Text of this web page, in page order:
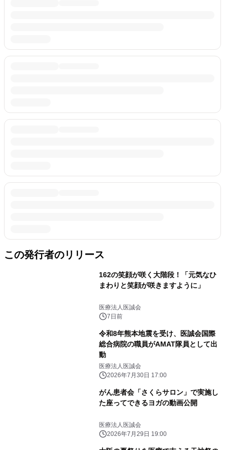
この発行者のリリース
162の笑顔が咲く大階段！「元気なひ
まわりと笑顔が咲きますように」
医療法人医誠会
7日前
令和8年熊本地震を受け、医誠会国際
総合病院の職員がAMAT隊員として出
動
医療法人医誠会
2026年7月30日 17:00
がん患者会「さくらサロン」で実施し
た座ってできるヨガの動画公開
医療法人医誠会
2026年7月29日 19:00